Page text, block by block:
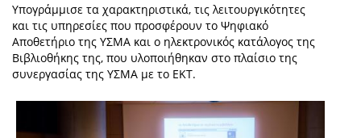
Υπογράμμισε τα χαρακτηριστικά, τις λειτουργικότητες
και τις υπηρεσίες που προσφέρουν το Ψηφιακό
Αποθετήριο της ΥΣΜΑ και ο ηλεκτρονικός κατάλογος της
Βιβλιοθήκης της, που υλοποιήθηκαν στο πλαίσιο της
συνεργασίας της ΥΣΜΑ με το ΕΚΤ.